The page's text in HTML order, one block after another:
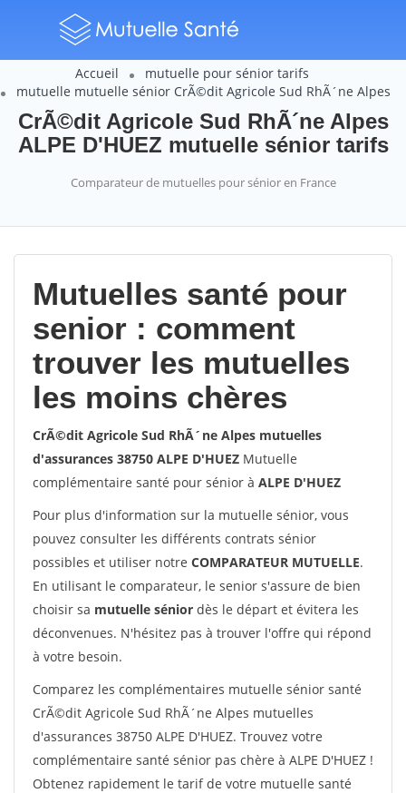
Accueil
mutuelle pour sénior tarifs
mutuelle mutuelle sénior CrÃ©dit Agricole Sud RhÃ´ne Alpes
CrÃ©dit Agricole Sud RhÃ´ne Alpes
ALPE D'HUEZ mutuelle sénior tarifs
Comparateur de mutuelles pour sénior en France
Mutuelles santé pour
senior : comment
trouver les mutuelles
les moins chères
CrÃ©dit Agricole Sud RhÃ´ne Alpes mutuelles
d'assurances 38750 ALPE D'HUEZ Mutuelle
complémentaire santé pour sénior à ALPE D'HUEZ
Pour plus d'information sur la mutuelle sénior, vous
pouvez consulter les différents contrats sénior
possibles et utiliser notre COMPARATEUR MUTUELLE.
En utilisant le comparateur, le senior s'assure de bien
choisir sa mutuelle sénior dès le départ et évitera les
déconvenues. N'hésitez pas à trouver l'offre qui répond
à votre besoin.
Comparez les complémentaires mutuelle sénior santé
CrÃ©dit Agricole Sud RhÃ´ne Alpes mutuelles
d'assurances 38750 ALPE D'HUEZ. Trouvez votre
complémentaire santé sénior pas chère à ALPE D'HUEZ !
Obtenez rapidement le tarif de votre mutuelle santé